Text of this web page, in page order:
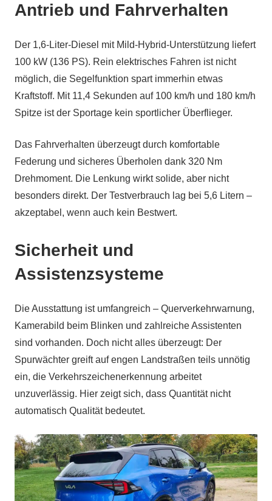
Antrieb und Fahrverhalten
Der 1,6-Liter-Diesel mit Mild-Hybrid-Unterstützung liefert
100 kW (136 PS). Rein elektrisches Fahren ist nicht
möglich, die Segelfunktion spart immerhin etwas
Kraftstoff. Mit 11,4 Sekunden auf 100 km/h und 180 km/h
Spitze ist der Sportage kein sportlicher Überflieger.
Das Fahrverhalten überzeugt durch komfortable
Federung und sicheres Überholen dank 320 Nm
Drehmoment. Die Lenkung wirkt solide, aber nicht
besonders direkt. Der Testverbrauch lag bei 5,6 Litern –
akzeptabel, wenn auch kein Bestwert.
Sicherheit und
Assistenzsysteme
Die Ausstattung ist umfangreich – Querverkehrwarnung,
Kamerabild beim Blinken und zahlreiche Assistenten
sind vorhanden. Doch nicht alles überzeugt: Der
Spurwächter greift auf engen Landstraßen teils unnötig
ein, die Verkehrszeichenerkennung arbeitet
unzuverlässig. Hier zeigt sich, dass Quantität nicht
automatisch Qualität bedeutet.